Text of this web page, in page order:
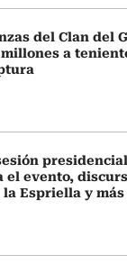
del Clan del
millones a
el evento,
Espriella y más